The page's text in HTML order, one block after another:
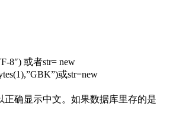
8″) 或者str= new
或str=new
正确显示中文。如果数据库里存的是